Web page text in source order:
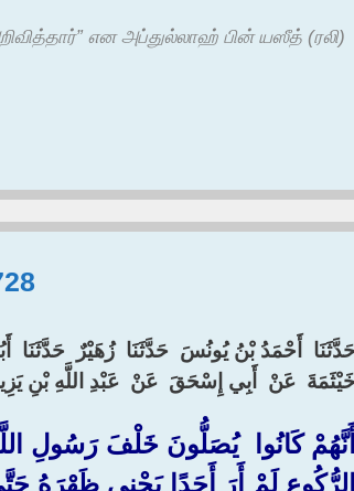
என அப்துல்லாஹ் பின் யஸீத் (ரலி)
‏أَحْمَدُ بْنُ يُونُسَ ‏ ‏حَدَّثَنَا ‏ ‏زُهَيْرٌ ‏ ‏حَدَّثَنَا
‏عَنْ ‏ ‏أَبِي إِسْحَقَ ‏ ‏عَنْ ‏ ‏عَبْدِ اللَّهِ بْنِ
كَانُوا ‏ ‏يُصَلُّونَ خَلْفَ رَسُولِ
لَمْ أَرَ أَحَدًا يَحْنِي ظَهْرَهُ